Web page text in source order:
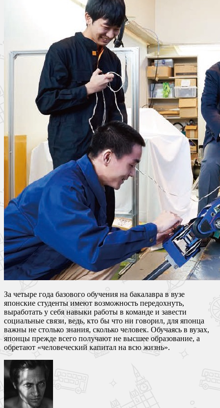
За четыре года базового обучения на бакалавра в вузе
японские студенты имеют возможность передохнуть,
выработать у себя навыки работы в команде и завести
социальные связи, ведь, кто бы что ни говорил, для японца
важны не столько знания, сколько человек. Обучаясь в вузах,
японцы прежде всего получают не высшее образование, а
обретают «человеческий капитал на всю жизнь».